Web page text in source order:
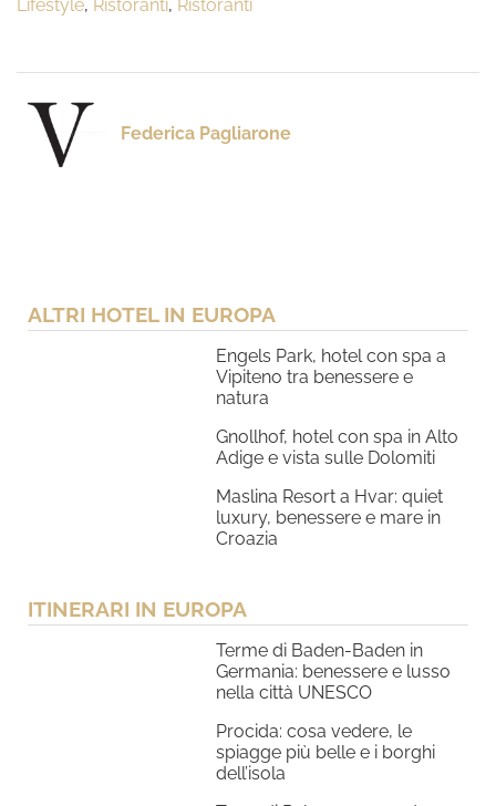
Lifestyle, Ristoranti, Ristoranti
Federica Pagliarone
ALTRI HOTEL IN EUROPA
Engels Park, hotel con spa a
Vipiteno tra benessere e
natura
Gnollhof, hotel con spa in Alto
Adige e vista sulle Dolomiti
Maslina Resort a Hvar: quiet
luxury, benessere e mare in
Croazia
ITINERARI IN EUROPA
Terme di Baden-Baden in
Germania: benessere e lusso
nella città UNESCO
Procida: cosa vedere, le
spiagge più belle e i borghi
dell’isola